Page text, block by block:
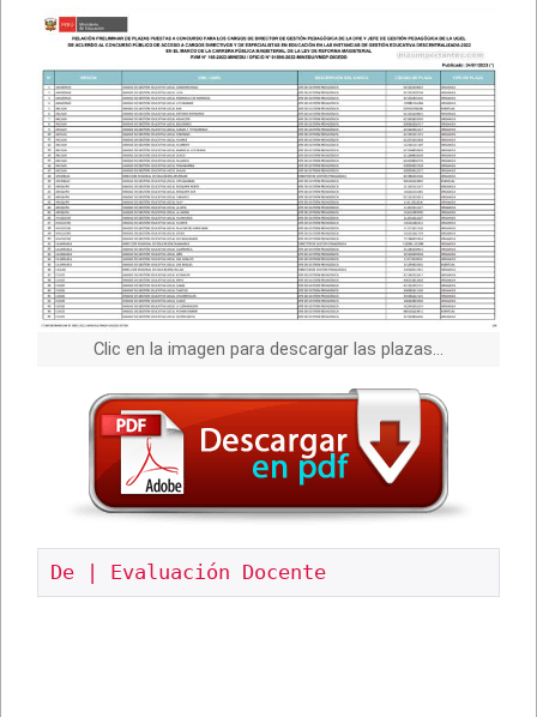
Clic en la imagen para descargar las plazas…
De | Evaluación Docente